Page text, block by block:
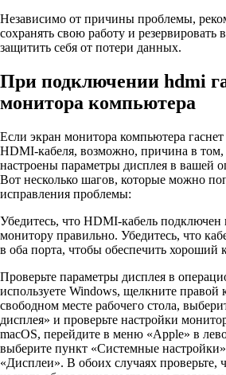
Независимо от причины проблемы,
сохранять свою работу и
защитить себя от потери данных.
При подключении hdmi
монитора компьютера
Если экран монитора компьютера
HDMI-кабеля, возможно, причина в том,
настроены параметры дисплея в вашей
Вот несколько шагов, которые можно
исправления проблемы:
Убедитесь, что HDMI-кабель
монитору правильно. Убедитесь, что
в оба порта, чтобы обеспечить хороший
Проверьте параметры дисплея в
используете Windows, щелкните
свободном месте рабочего стола,
дисплея» и проверьте настройки
macOS, перейдите в меню «Apple» в
выберите пункт «Системные
«Дисплеи». В обоих случаях проверьте,